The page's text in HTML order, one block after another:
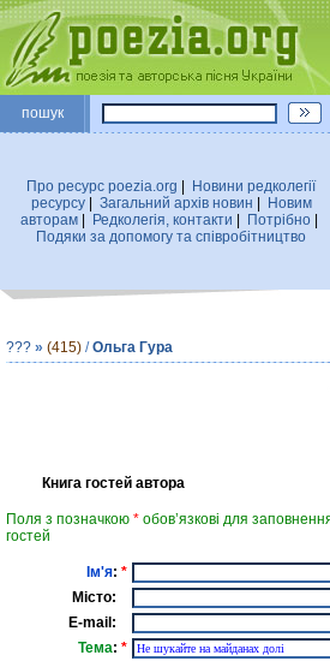
пошук
Про ресурс poezia.org
Новини редколегiї
ресурсу| Загальний архiв новин
Новим
авторам
Редколегiя, контакти Потрiбно
Подяки за допомогу та співробітництво
??? » (415) /Ольга Гура
Книга гостей автора
Поля з позначкою * обов’язкові для
гостей
Ім'я: *
Місто:
E-mail:
Тема: *